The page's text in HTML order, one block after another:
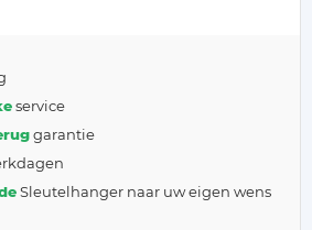
service
garantie
Sleutelhanger naar uw eigen wens